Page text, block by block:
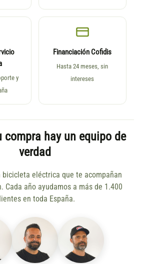
y
Financiación Cofidis
Hasta 24 meses, sin
intereses
compra hay un equipo de
verdad
bicicleta eléctrica que te acompañan
Cada año ayudamos a más de 1.400
en toda España.